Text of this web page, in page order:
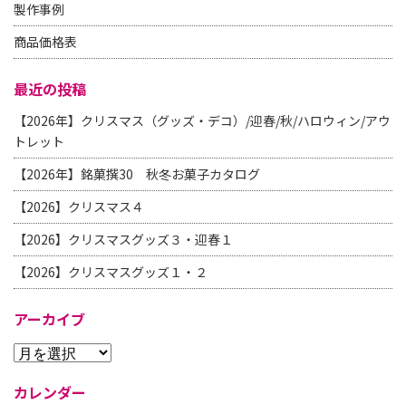
製作事例
商品価格表
最近の投稿
【2026年】クリスマス（グッズ・デコ）/迎春/秋/ハロウィン/アウ
トレット
【2026年】銘菓撰30 秋冬お菓子カタログ
【2026】クリスマス４
【2026】クリスマスグッズ３・迎春１
【2026】クリスマスグッズ１・２
アーカイブ
カレンダー